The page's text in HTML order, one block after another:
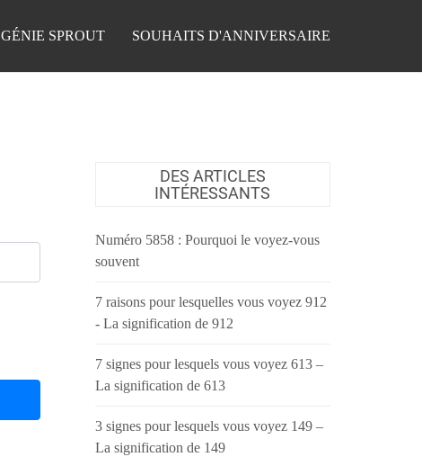
GÉNIE SPROUT SOUHAITS D'ANNIVERSAIRE
DES ARTICLES
INTÉRESSANTS
Numéro 5858 : Pourquoi le voyez-vous
souvent
7 raisons pour lesquelles vous voyez 912
- La signification de 912
7 signes pour lesquels vous voyez 613 –
La signification de 613
3 signes pour lesquels vous voyez 149 –
La signification de 149